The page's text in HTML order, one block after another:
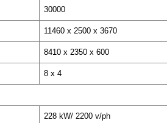
30000
11460 x 2500 x 3670
8410 x 2350 x 600
8 x 4
228 kW/ 2200 v/ph